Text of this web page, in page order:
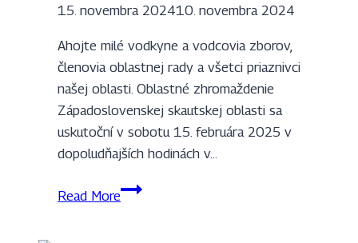
15. novembra 202410. novembra 2024
Ahojte milé vodkyne a vodcovia zborov,
členovia oblastnej rady a všetci priaznivci
našej oblasti. Oblastné zhromaždenie
Západoslovenskej skautskej oblasti sa
uskutoční v sobotu 15. februára 2025 v
dopoludňajších hodinách v…
Read MoreOblastné